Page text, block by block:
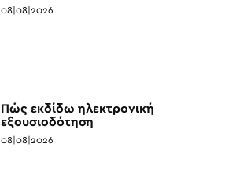
08|08|2026
Πώς εκδίδω ηλεκτρονική
εξουσιοδότηση
08|08|2026